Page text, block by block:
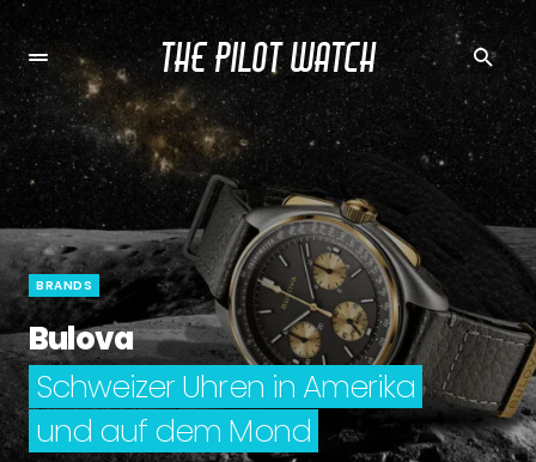
THE PILOT WATCH
BRANDS
Bulova
Schweizer Uhren in Amerika
und auf dem Mond